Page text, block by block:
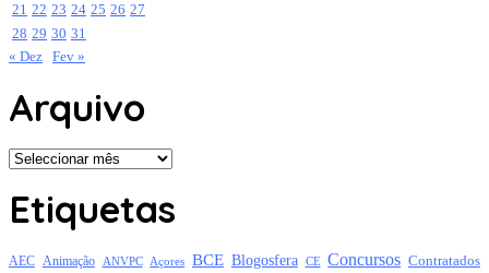
21 22 23 24 25 26 27
28 29 30 31
« Dez Fev »
Arquivo
Arquivo
Etiquetas
AEC Animação ANVPC Açores BCE Blogosfera CE Concursos Contratados